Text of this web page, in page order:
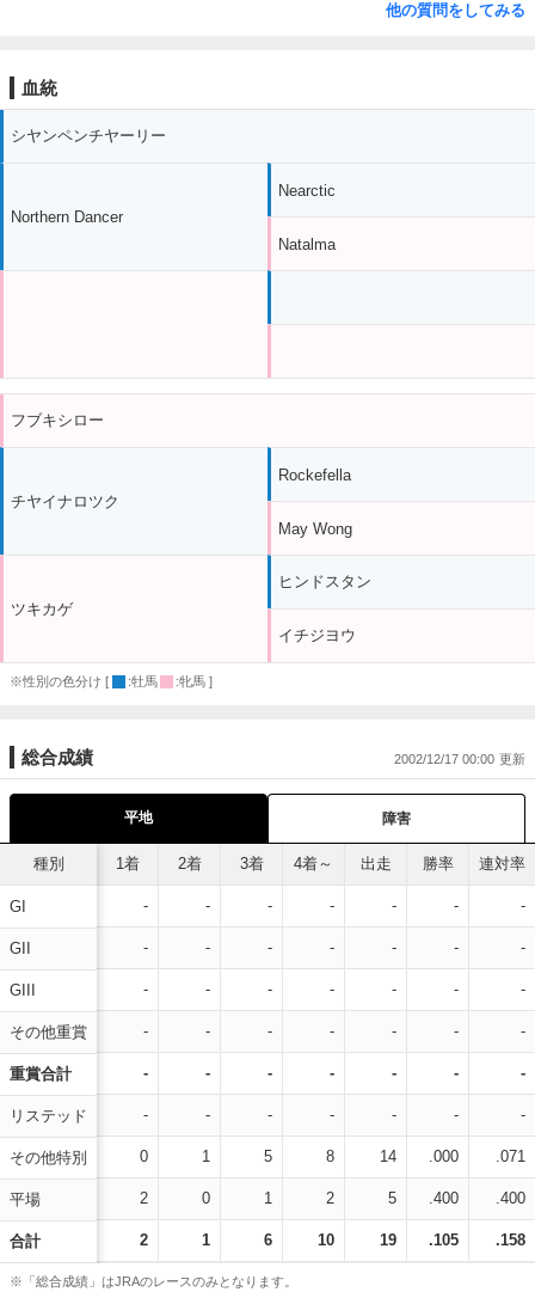
他の質問をしてみる
血統
シヤンペンチヤーリー
Northern Dancer
Nearctic
Natalma
フブキシロー
チヤイナロツク
ツキカゲ
Rockefella
May Wong
ヒンドスタン
イチジヨウ
※性別の色分け [ :牡馬 :牝馬 ]
総合成績 2002/12/17 00:00
平地 障害
種別
GI
GII
GIII
その他重賞
重賞合計
リステッド
その他特別
平場
合計
1着 2着 3着 4着～ 出走 勝率 連対率
- - - - - - -
- - - - - - -
- - - - - - -
- - - - - - -
- - - - - - -
- - - - - - -
0 1 5 8 14 .000 .071
2 0 1 2 5 .400 .400
2 1 6 10 19 .105 .158
※「総合成績」はJRAのレースのみとなります。